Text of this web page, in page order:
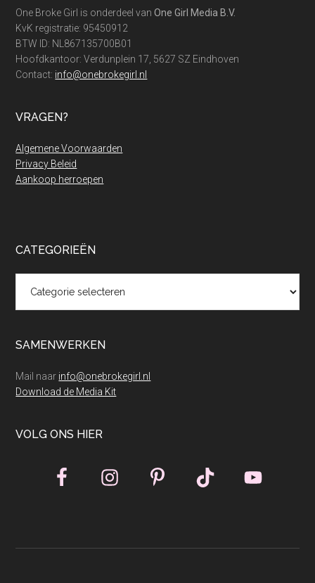
One Broke Girl is onderdeel vanOne Girl Media B.V.
KvK registratie: 95450912
BTW ID: NL867135700B01
Hoofdkantoor: Verdunplein 17, 5627 SZ Eindhoven
Contact: info@onebrokegirl.nl
VRAGEN?
Algemene Voorwaarden
Privacy Beleid
Aankoop herroepen
CATEGORIEËN
SAMENWERKEN
Mail naar info@onebrokegirl.nl
Download de Media Kit
VOLG ONS HIER